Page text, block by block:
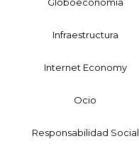
Infraestructura
Internet Economy
Ocio
Responsabilidad Social